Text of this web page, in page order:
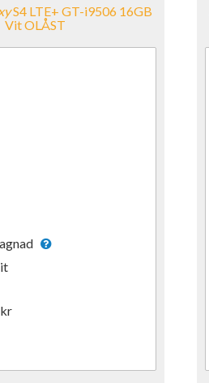
S4 LTE+ GT-i9506 16GB
Vit OLÅST
kr